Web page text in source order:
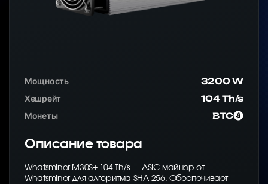
Мощность
3200 W
Хешрейт
104 Th/s
Монеты
BTC
Описание товара
Whatsminer M30S+ 104 Th/s — ASIC-майнер от
Whatsminer для алгоритма SHA-256. Обеспечивает